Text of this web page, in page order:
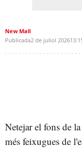
New Mall
Publicada2 de juliol 2026
Netejar el fons de
més feixugues de